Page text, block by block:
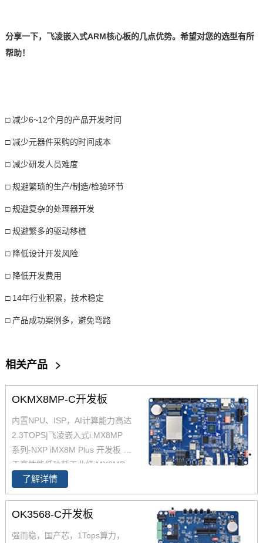
分享一下， 飞凌嵌入式ARM核心板的几点优势。希望对您的选型有所
帮助！
□减少6~12个月的产品开发时间
□减少元器件采购的时间成本
□减少研发人员难度
□规避繁琐的生产/制造/检验环节
□规避复杂的处理器开发
□规避繁多的驱动移植
□ 降低设计开发风险
□ 降低开发费用
□ 14年行业积累，技术稳定
□ 产品成功案例多，避免弯路
相关产品 >
OKMX8MP-C开发板
内置NPU、ISP，AI计算能力高达
2.3TOPS|飞凌嵌入式i.MX8MP
系列-NXP iMX8M Plus 开发板 基
于高性能低功耗工业级iMX8MP
核心板设计，支持多种多种高速
通信接口。iMX8MP开发板内置N
PU，AI计算能力2.3TOPS，支持
P），是一款支持LinuxQT/andro
了解详情
OK3568-C开发板
强而稳，国产芯，1Tops算力，